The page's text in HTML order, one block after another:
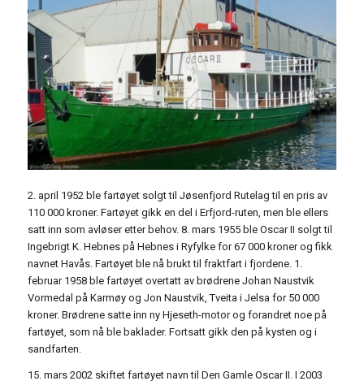
2. april 1952 ble fartøyet solgt til Jøsenfjord Rutelag til en pris av
110 000 kroner. Fartøyet gikk en del i Erfjord-ruten, men ble ellers
satt inn som avløser etter behov. 8. mars 1955 ble Oscar II solgt til
Ingebrigt K. Hebnes på Hebnes i Ryfylke for 67 000 kroner og fikk
navnet Havås. Fartøyet ble nå brukt til fraktfart i fjordene. 1.
februar 1958 ble fartøyet overtatt av brødrene Johan Naustvik
Vormedal på Karmøy og Jon Naustvik, Tveita i Jelsa for 50 000
kroner. Brødrene satte inn ny Hjeseth-motor og forandret noe på
fartøyet, som nå ble baklader. Fortsatt gikk den på kysten og i
sandfarten.
15. mars 2002 skiftet fartøyet navn til Den Gamle Oscar II. I 2003